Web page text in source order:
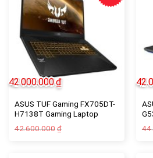
ASUS TUF Gaming FX705DT-
H7138T Gaming Laptop
42.600.000 ₫
42.000.000₫